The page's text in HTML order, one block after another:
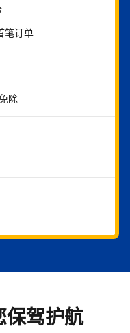
笔订单
除
保驾护航